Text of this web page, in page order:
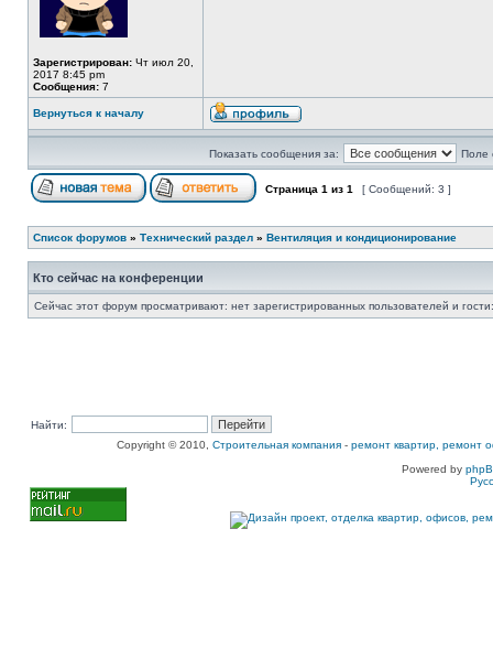
Зарегистрирован: Чт июл 20,
2017 8:45 pm
Сообщения: 7
Вернуться к началу
Показать сообщения за: Поле
Страница 1 из 1 [ Сообщений: 3 ]
Список форумов » Технический раздел » Вентиляция и кондиционирование
Кто сейчас на конференции
Сейчас этот форум просматривают: нет зарегистрированных пользователей и
Найти:
Copyright © 2010, Строительная компания - ремонт квартир, ремонт
Powered by